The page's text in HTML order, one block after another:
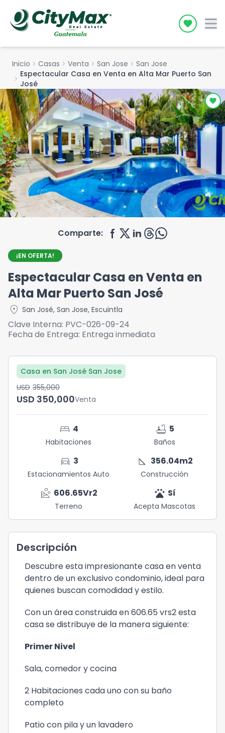
Icon
Inicio chevron_right Casas chevron_right Venta chevron_right San Jose chevron_right San Jose
chevron_right Espectacular Casa en Venta en Alta Mar Puerto San
José
Comparte:
¡EN OFERTA!
Espectacular Casa en Venta en
Alta Mar Puerto San José
location_on San José, San Jose, Escuintla
Clave Interna: PVC-026-09-24
Fecha de Entrega: Entrega inmediata
Casa en San José San Jose
USD	355,000
USD	350,000Venta
bed 4
Habitaciones
bathtub 5
Baños
directions_car 3
Estacionamientos Auto
square_foot 356.04m2
Construcción
landslide 606.65Vr2
Terreno
pets Sí
Acepta Mascotas
Descripción
Descubre esta impresionante casa en venta
dentro de un exclusivo condominio, ideal para
quienes buscan comodidad y estilo.
Con un área construida en 606.65 vrs2 esta
casa se distribuye de la manera siguiente:
Primer Nivel
Sala, comedor y cocina
2 Habitaciones cada uno con su baño
completo
Patio con pila y un lavadero